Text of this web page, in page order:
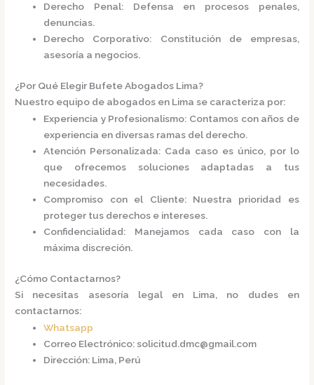
Derecho Penal: Defensa en procesos penales,
denuncias.
Derecho Corporativo: Constitución de empresas,
asesoría a negocios.​
¿Por Qué Elegir Bufete Abogados Lima?
Nuestro equipo de abogados en Lima se caracteriza por:​
Experiencia y Profesionalismo: Contamos con años de
experiencia en diversas ramas del derecho.
Atención Personalizada: Cada caso es único, por lo
que ofrecemos soluciones adaptadas a tus
necesidades.
Compromiso con el Cliente: Nuestra prioridad es
proteger tus derechos e intereses.
Confidencialidad: Manejamos cada caso con la
máxima discreción.​
¿Cómo Contactarnos?
Si necesitas asesoría legal en Lima, no dudes en
contactarnos:​
Whatsapp
Correo Electrónico: solicitud.dmc@gmail.com
Dirección: Lima, Perú​